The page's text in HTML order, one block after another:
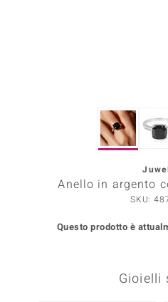
Anello in argento
SKU:
Questo prodotto è
Gioielli